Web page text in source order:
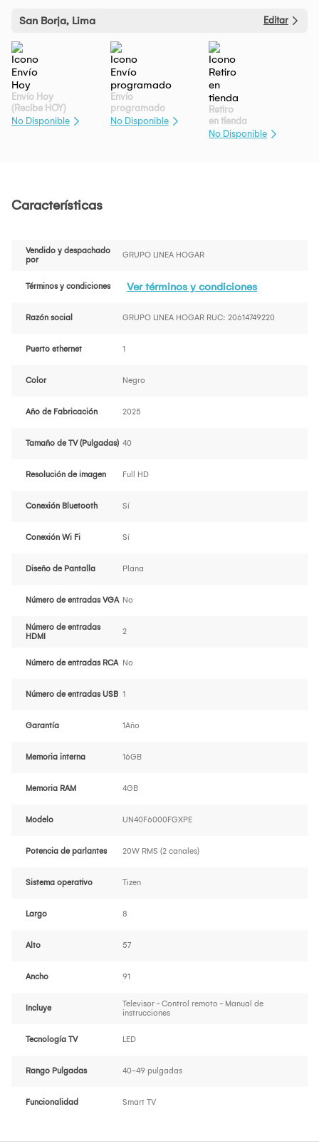
San Borja, Lima Editar
Envío Hoy
(Recibe HOY)
No Disponible
Envío
programado
No Disponible
Retiro
en tienda
No Disponible
Características
Vendido y despachado
por
GRUPO LINEA HOGAR
Términos y condiciones Ver términos y condiciones
Razón social GRUPO LINEA HOGAR RUC: 20614749220
Puerto ethernet 1
Color Negro
Año de Fabricación 2025
Tamaño de TV (Pulgadas) 40
Resolución de imagen Full HD
Conexión Bluetooth Sí
Conexión Wi Fi Sí
Diseño de Pantalla Plana
Número de entradas VGA No
Número de entradas
HDMI
2
Número de entradas RCA No
Número de entradas USB 1
Garantía 1Año
Memoria interna 16GB
Memoria RAM 4GB
Modelo UN40F6000FGXPE
Potencia de parlantes 20W RMS (2 canales)
Sistema operativo Tizen
Largo 8
Alto 57
Ancho 91
Incluye
Televisor - Control remoto - Manual de
instrucciones
Tecnología TV LED
Rango Pulgadas 40-49 pulgadas
Funcionalidad Smart TV